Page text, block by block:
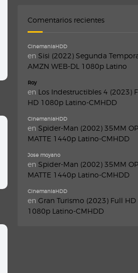
Comentarios recientes
CinemaniaHDD
en Sisi (2022) Segunda
AMZN WEB-DL 1080p Latino
Roy
en Los Indestructibles 4 (2023)
HD 1080p Latino-CMHDD
CinemaniaHDD
en Spider-Man (2002) 35MM
MATTE 1440p Latino-CMHDD
Jose moyano
en Spider-Man (2002) 35MM
MATTE 1440p Latino-CMHDD
CinemaniaHDD
en Gran Turismo (2023) Full HD
1080p Latino-CMHDD